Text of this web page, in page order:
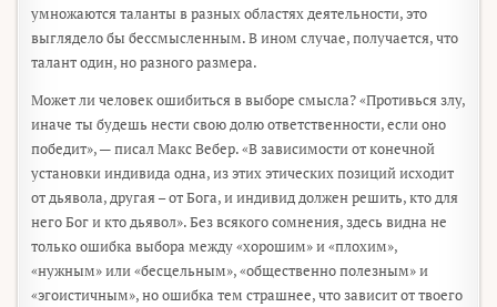
умножаются таланты в разных областях деятельности, это
выглядело бы бессмысленным. В ином случае, получается, что
талант один, но разного размера.
Может ли человек ошибиться в выборе смысла? «Противься злу,
иначе ты будешь нести свою долю ответственности, если оно
победит», — писал Макс Вебер. «В зависимости от конечной
установки индивида одна, из этих этических позиций исходит
от дьявола, другая – от Бога, и индивид должен решить, кто для
него Бог и кто дьявол». Без всякого сомнения, здесь видна не
только ошибка выбора между «хорошим» и «плохим»,
«нужным» или «бесцельным», «общественно полезным» и
«эгоистичным», но ошибка тем страшнее, что зависит от твоего